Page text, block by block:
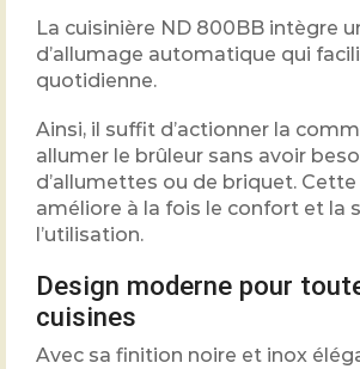
La cuisinière ND 800BB intègre
d’allumage automatique qui
quotidienne.
Ainsi, il suffit d’actionner la
allumer le brûleur sans avoir
d’allumettes ou de briquet.
améliore à la fois le confort et la
l’utilisation.
Design moderne pour
cuisines
Avec sa finition noire et inox